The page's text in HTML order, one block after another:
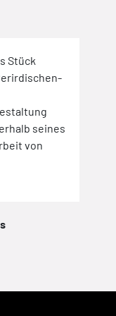
Stück
seines
von